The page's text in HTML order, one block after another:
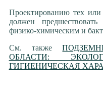
Проектированию тех
должен
физико-химическим и
См. также
ОБЛАСТИ:
ГИГИЕНИЧЕСКАЯ